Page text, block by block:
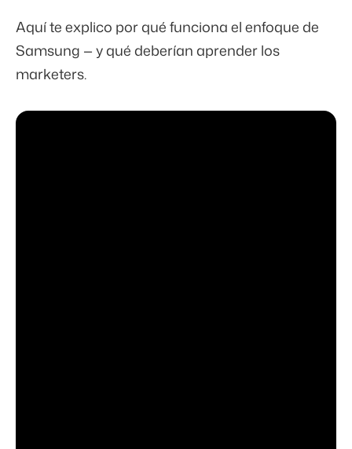
Aquí te explico por qué funciona el enfoque de
Samsung — y qué deberían aprender los
marketers.